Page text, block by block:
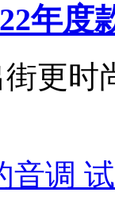
年度
更时
音调